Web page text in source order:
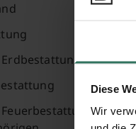
Diese
Wir